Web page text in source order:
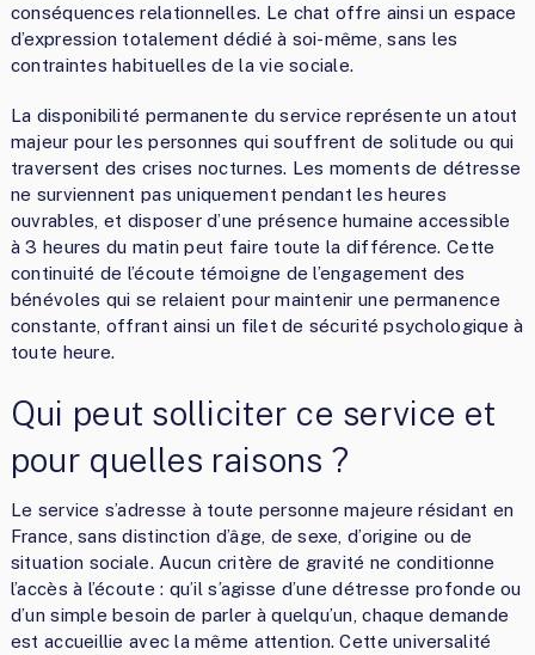
conséquences relationnelles. Le chat offre ainsi un espace
d’expression totalement dédié à soi-même, sans les
contraintes habituelles de la vie sociale.
La disponibilité permanente du service représente un atout
majeur pour les personnes qui souffrent de solitude ou qui
traversent des crises nocturnes. Les moments de détresse
ne surviennent pas uniquement pendant les heures
ouvrables, et disposer d’une présence humaine accessible
à 3 heures du matin peut faire toute la différence. Cette
continuité de l’écoute témoigne de l’engagement des
bénévoles qui se relaient pour maintenir une permanence
constante, offrant ainsi un filet de sécurité psychologique à
toute heure.
Qui peut solliciter ce service et
pour quelles raisons ?
Le service s’adresse à toute personne majeure résidant en
France, sans distinction d’âge, de sexe, d’origine ou de
situation sociale. Aucun critère de gravité ne conditionne
l’accès à l’écoute : qu’il s’agisse d’une détresse profonde ou
d’un simple besoin de parler à quelqu’un, chaque demande
est accueillie avec la même attention. Cette universalité